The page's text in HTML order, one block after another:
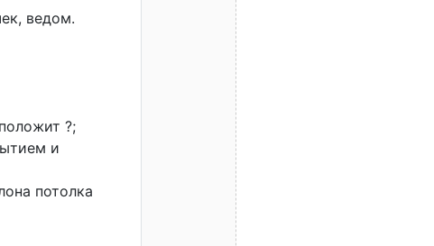
ведом.
?;
и
потолка